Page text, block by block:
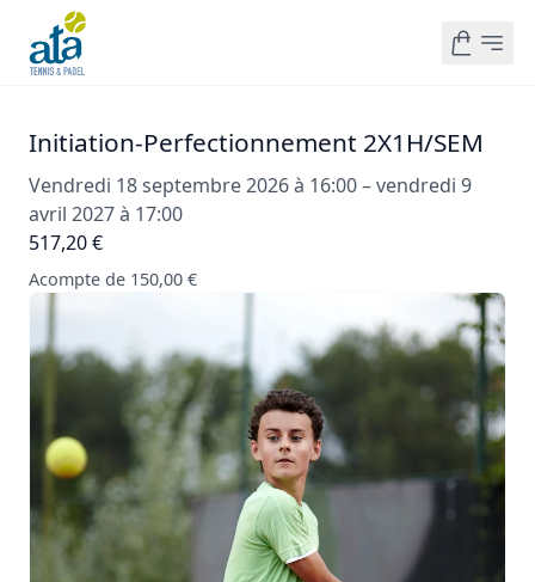
Initiation-Perfectionnement 2X1H/SEM
Vendredi 18 septembre 2026 à 16:00 – vendredi 9
avril 2027 à 17:00
517,20 €
Acompte de 150,00 €